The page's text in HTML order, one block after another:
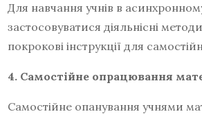
Для навчання учнів в
застосовуватися діяльнісні
покрокові інструкції для
4. Самостійне опрацювання
Самостійне опанування учнями